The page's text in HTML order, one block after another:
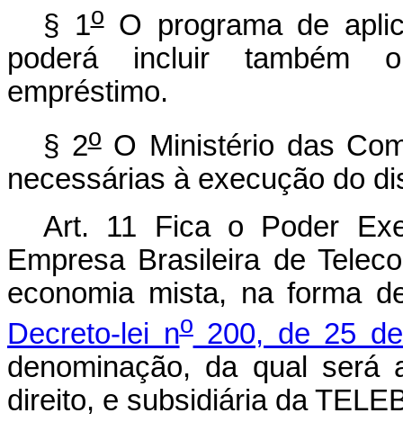
§ 1oO programa de
poderá incluir também
empréstimo.
§ 2oO Ministério das
necessárias à execução do
Art. 11 Fica o Poder
Empresa Brasileira de
economia mista, na forma
Decreto-lei no200, de 25
denominação, da qual
direito, e subsidiária da